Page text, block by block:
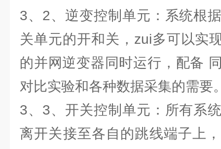
3、2、逆变控制单元：系统根
关单元的开和关，zui多可以实
的并网逆变器同时运行，配备
对比实验和各种数据采集的需要
3、3、开关控制单元：所有系
离开关接至各自的跳线端子上